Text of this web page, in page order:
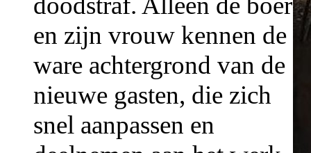
en zijn vrouw kennen de
ware achtergrond van de
nieuwe gasten, die zich
snel aanpassen en